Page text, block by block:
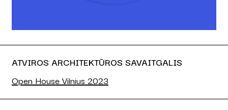
ATVIROS ARCHITEKTŪROS SAVAITGALIS
Open House Vilnius 2023